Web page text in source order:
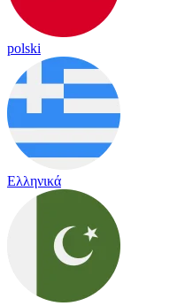
polski
Ελληνικά